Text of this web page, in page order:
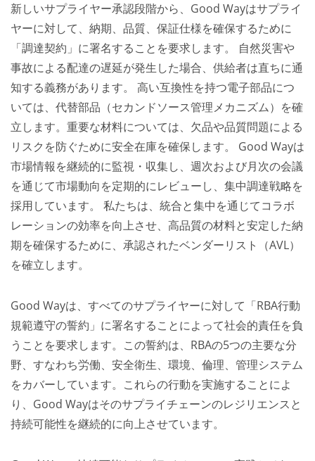
新しいサプライヤー承認段階から、Good Wayはサプライ
ヤーに対して、納期、品質、保証仕様を確保するために
「調達契約」に署名することを要求します。 自然災害や
事故による配達の遅延が発生した場合、供給者は直ちに通
知する義務があります。 高い互換性を持つ電子部品につ
いては、代替部品（セカンドソース管理メカニズム）を確
立します。重要な材料については、欠品や品質問題による
リスクを防ぐために安全在庫を確保します。 Good Wayは
市場情報を継続的に監視・収集し、週次および月次の会議
を通じて市場動向を定期的にレビューし、集中調達戦略を
採用しています。 私たちは、統合と集中を通じてコラボ
レーションの効率を向上させ、高品質の材料と安定した納
期を確保するために、承認されたベンダーリスト（AVL）
を確立します。
Good Wayは、すべてのサプライヤーに対して「RBA行動
規範遵守の誓約」に署名することによって社会的責任を負
うことを要求します。この誓約は、RBAの5つの主要な分
野、すなわち労働、安全衛生、環境、倫理、管理システム
をカバーしています。これらの行動を実施することによ
り、Good Wayはそのサプライチェーンのレジリエンスと
持続可能性を継続的に向上させています。